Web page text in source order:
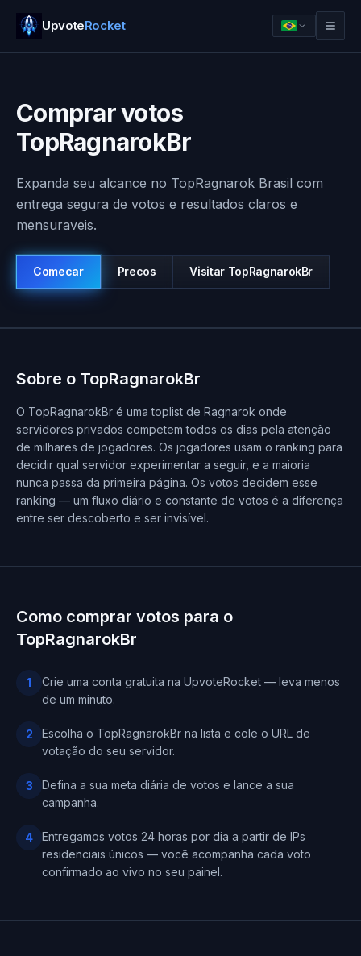
UpvoteRocket
Entrar Comecar
Comprar votos
TopRagnarokBr
Expanda seu alcance no TopRagnarok Brasil com
entrega segura de votos e resultados claros e
mensuraveis.
Comecar Precos Visitar TopRagnarokBr
Sobre o TopRagnarokBr
O TopRagnarokBr é uma toplist de Ragnarok onde
servidores privados competem todos os dias pela atenção
de milhares de jogadores. Os jogadores usam o ranking para
decidir qual servidor experimentar a seguir, e a maioria
nunca passa da primeira página. Os votos decidem esse
ranking — um fluxo diário e constante de votos é a diferença
entre ser descoberto e ser invisível.
Como comprar votos para o
TopRagnarokBr
1
Crie uma conta gratuita na UpvoteRocket — leva menos
de um minuto.
2
Escolha o TopRagnarokBr na lista e cole o URL de
votação do seu servidor.
3
Defina a sua meta diária de votos e lance a sua
campanha.
4
Entregamos votos 24 horas por dia a partir de IPs
residenciais únicos — você acompanha cada voto
confirmado ao vivo no seu painel.